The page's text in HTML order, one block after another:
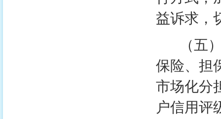
益诉求，
（五）
保险、担
市场化分
户信用评